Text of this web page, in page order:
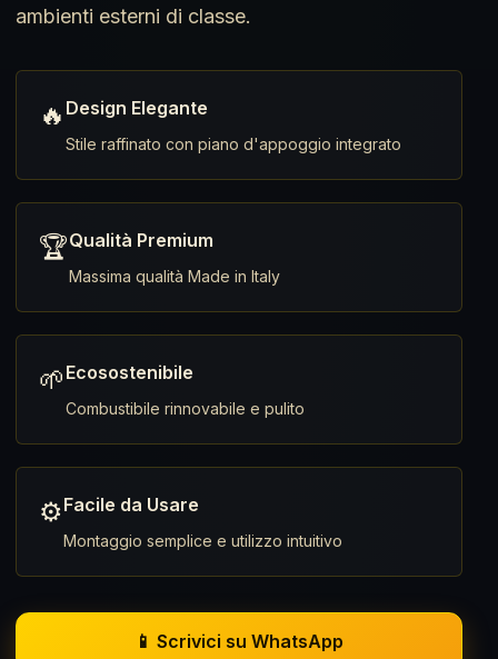
ambienti esterni di classe.
🔥 Design Elegante
Stile raffinato con piano d'appoggio integrato
🏆Qualità Premium
Massima qualità Made in Italy
🌱 Ecosostenibile
Combustibile rinnovabile e pulito
⚙️Facile da Usare
Montaggio semplice e utilizzo intuitivo
📱 Scrivici su WhatsApp